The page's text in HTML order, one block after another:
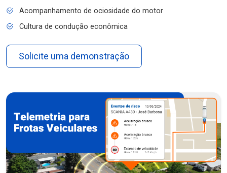
Acompanhamento de ociosidade do motor
Cultura de condução econômica
Solicite uma demonstração